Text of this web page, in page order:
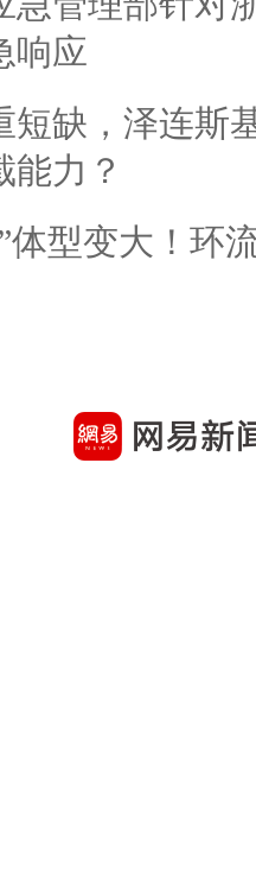
响应
短缺，泽连斯
能力？
体型变大！环